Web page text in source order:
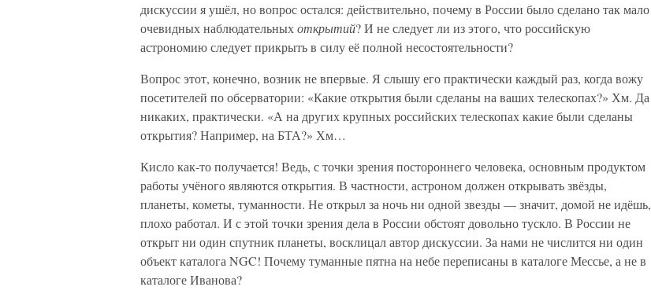
дискуссии я ушёл, но вопрос остался: действительно, почему в России было сделано так мало
очевидных наблюдательныхоткрытий? И не следует ли из этого, что российскую
астрономию следует прикрыть в силу её полной несостоятельности?
Вопрос этот, конечно, возник не впервые. Я слышу его практически каждый раз, когда вожу
посетителей по обсерватории: «Какие открытия были сделаны на ваших телескопах?» Хм. Да
никаких, практически. «А на других крупных российских телескопах какие были сделаны
открытия? Например, на БТА?» Хм…
Кисло как-то получается! Ведь, с точки зрения постороннего человека, основным продуктом
работы учёного являются открытия. В частности, астроном должен открывать звёзды,
планеты, кометы, туманности. Не открыл за ночь ни одной звезды — значит, домой не идёшь,
плохо работал. И с этой точки зрения дела в России обстоят довольно тускло. В России не
открыт ни один спутник планеты, восклицал автор дискуссии. За нами не числится ни один
объект каталога NGC! Почему туманные пятна на небе переписаны в каталоге Мессье, а не в
каталоге Иванова?